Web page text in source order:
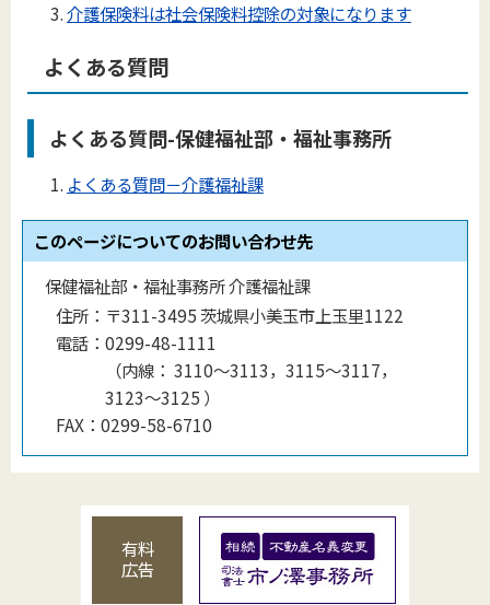
介護保険料は社会保険料控除の対象になります
よくある質問
よくある質問-保健福祉部・福祉事務所
よくある質問－介護福祉課
このページについてのお問い合わせ先
保健福祉部・福祉事務所 介護福祉課
住所： 〒311-3495 茨城県小美玉市上玉里1122
電話： 0299-48-1111
（内線 ： 3110～3113，3115～3117，
3123～3125 ）
FAX： 0299-58-6710
有料
広告